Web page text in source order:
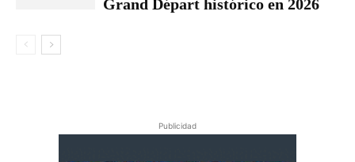
Grand Départ histórico en 2026
Publicidad